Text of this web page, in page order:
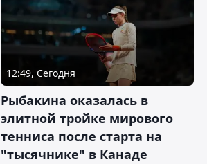
12:49, Сегодня
Рыбакина оказалась в
элитной тройке мирового
тенниса после старта на
"тысячнике" в Канаде